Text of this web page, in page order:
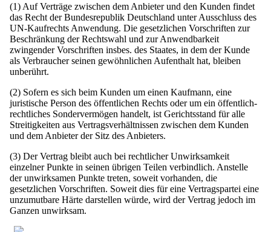
(1) Auf Verträge zwischen dem Anbieter und den Kunden findet
das Recht der Bundesrepublik Deutschland unter Ausschluss des
UN-Kaufrechts Anwendung. Die gesetzlichen Vorschriften zur
Beschränkung der Rechtswahl und zur Anwendbarkeit
zwingender Vorschriften insbes. des Staates, in dem der Kunde
als Verbraucher seinen gewöhnlichen Aufenthalt hat, bleiben
unberührt.
(2) Sofern es sich beim Kunden um einen Kaufmann, eine
juristische Person des öffentlichen Rechts oder um ein öffentlich-
rechtliches Sondervermögen handelt, ist Gerichtsstand für alle
Streitigkeiten aus Vertragsverhältnissen zwischen dem Kunden
und dem Anbieter der Sitz des Anbieters.
(3) Der Vertrag bleibt auch bei rechtlicher Unwirksamkeit
einzelner Punkte in seinen übrigen Teilen verbindlich. Anstelle
der unwirksamen Punkte treten, soweit vorhanden, die
gesetzlichen Vorschriften. Soweit dies für eine Vertragspartei eine
unzumutbare Härte darstellen würde, wird der Vertrag jedoch im
Ganzen unwirksam.